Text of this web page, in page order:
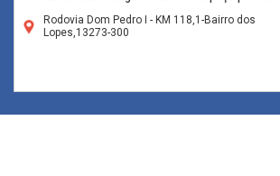
Rodovia Dom Pedro I - KM 118,1-Bairro dos
Lopes,13273-300